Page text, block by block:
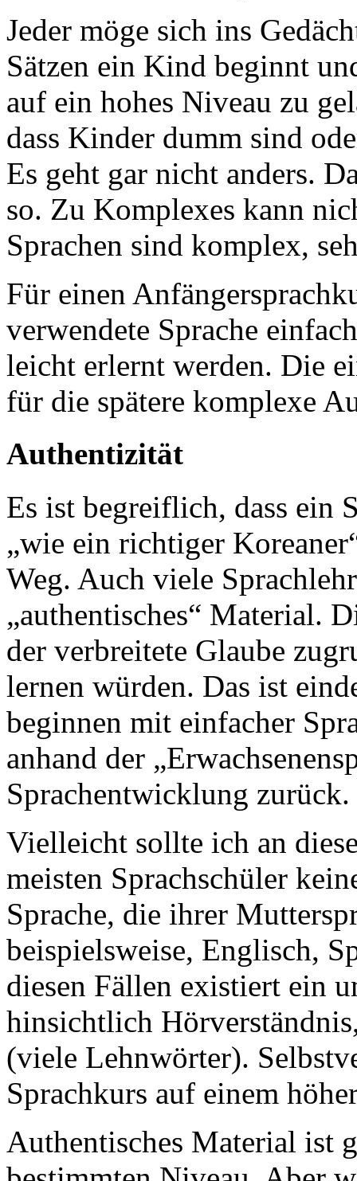
Jeder möge sich ins
Sätzen ein Kind beginnt
auf ein hohes Niveau zu
dass Kinder dumm sind
Es geht gar nicht anders.
so. Zu Komplexes kann
Sprachen sind komplex,
Für einen
verwendete Sprache
leicht erlernt werden. Die
für die spätere komplexe
Authentizität
Es ist begreiflich, dass ein
„wie ein richtiger Koreaner
Weg. Auch viele
„authentisches“ Material.
der verbreitete Glaube
lernen würden. Das ist
beginnen mit einfacher
anhand der „
Sprachentwicklung zurück.
Vielleicht sollte ich an
meisten Sprachschüler
Sprache, die ihrer
beispielsweise, Englisch,
diesen Fällen existiert ein
hinsichtlich
(viele Lehnwörter).
Sprachkurs auf einem
Authentisches Material ist